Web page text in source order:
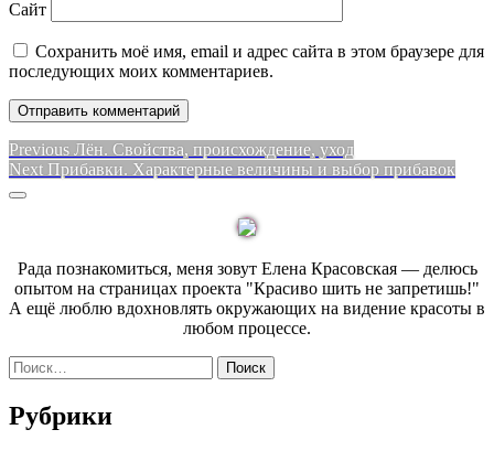
Сайт
Сохранить моё имя, email и адрес сайта в этом браузере для
последующих моих комментариев.
Навигация
по
Previous Previous
post:
Лён. Свойства, происхождение, уход
Next Next
Прибавки. Характерные величины и выбор прибавок
Sidebar
Рада познакомиться, меня зовут Елена Красовская — делюсь
опытом на страницах проекта "Красиво шить не запретишь!"
А ещё люблю вдохновлять окружающих на видение красоты в
любом процессе.
Найти:
Рубрики